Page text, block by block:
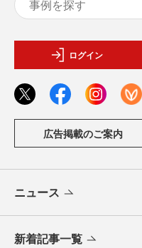
ログイン
広告掲載のご案内
ニュース
新着記事一覧